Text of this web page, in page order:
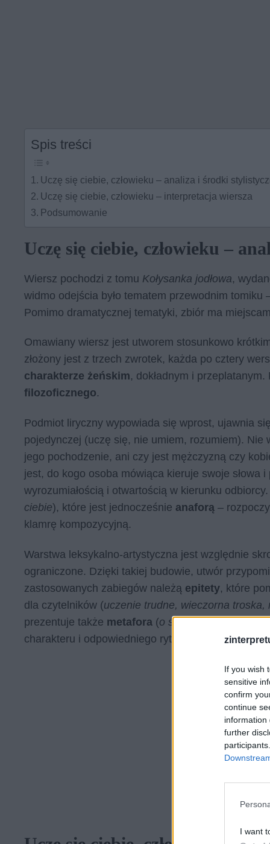
If you wish
sensitive
confirm
continue
information
further
I want
Spis treści
Uczę się ciebie, człowieku – analiza i środki
Uczę się ciebie, człowieku – interpretacja wiersza
Podsumowanie
Uczę się ciebie, człowieku –
Wiersz pochodzi z tomu Kołysanka jodłowa,
widmo odejścia było tematem przewodnim tomiku
Pomimo dramatycznej tematyki, zbiór ma
Omawiany wiersz jest utworem stosunkowo
złożony jest z trzech zwrotek, każda po cztery
charakterze żeńskim, dokładnym i przeplatanym.
filozoficznego.
Podmiot liryczny wypowiada się wprost, ujawnia
pojedynczej (uczę się, nie umiem, rozumiem).
jego pochodzenie, ani czy jest mężczyzną czy
jest, do kogo osoba mówiąca kieruje swoje słowa
wyrozumiałością i otwartością w kierunku
ciebie), które jest jednocześnie anaforą –
klamrę kompozycyjną.
Warstwa leksykalno-artystyczna jest względnie
ograniczone. Dzięki takiej budowie, utwór
zastosowanych zabiegów należą epitety, które
dla czytelników (uczenie trudne, wieczorna troska,
prezentuje także metafora (o świcie nadzieją
charakteru i odpowiedniego rytmu nadają liczne